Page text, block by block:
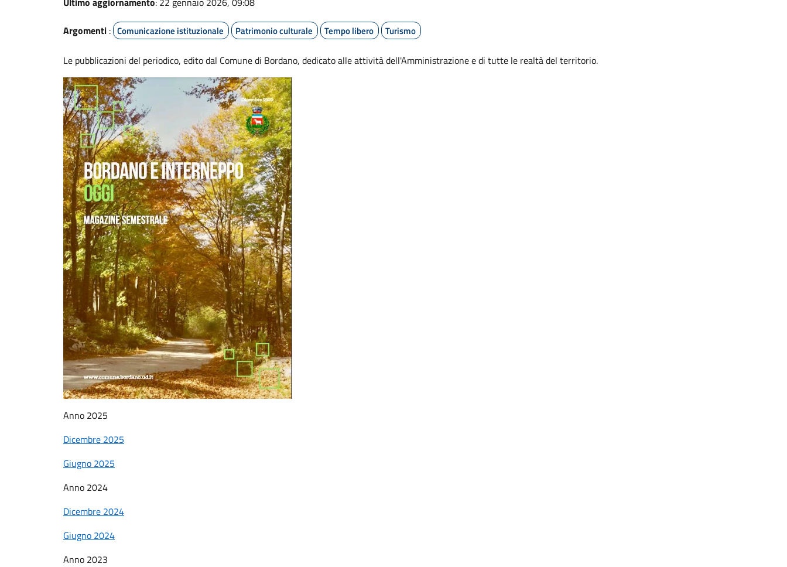
Argomenti : Comunicazione istituzionale Patrimonio culturale Tempo libero Turismo
Le pubblicazioni del periodico, edito dal Comune di Bordano, dedicato alle attività dell'Amministrazione e di tutte le realtà del territorio.
Anno 2025
Dicembre 2025
Giugno 2025
Anno 2024
Dicembre 2024
Giugno 2024
Anno 2023